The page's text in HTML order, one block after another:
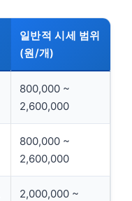
일반적 시세 범위
(원/개)
800,000 ~
2,600,000
800,000 ~
2,600,000
2,000,000 ~